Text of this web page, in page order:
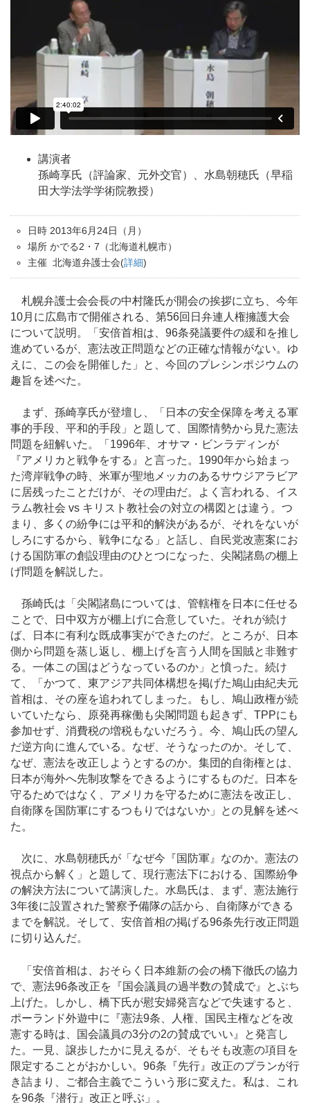
講演者
孫崎享氏（評論家、元外交官）、水島朝穂氏（早稲
田大学法学学術院教授）
日時 2013年6月24日（月）
場所 かでる2・7（北海道札幌市）
主催 北海道弁護士会(詳細)
札幌弁護士会会長の中村隆氏が開会の挨拶に立ち、今年
10月に広島市で開催される、第56回日弁連人権擁護大会
について説明。「安倍首相は、96条発議要件の緩和を推し
進めているが、憲法改正問題などの正確な情報がない。ゆ
えに、この会を開催した」と、今回のプレシンポジウムの
趣旨を述べた。
まず、孫崎享氏が登壇し、「日本の安全保障を考える軍
事的手段、平和的手段」と題して、国際情勢から見た憲法
問題を紐解いた。「1996年、オサマ・ビンラディンが
『アメリカと戦争をする』と言った。1990年から始まっ
た湾岸戦争の時、米軍が聖地メッカのあるサウジアラビア
に居残ったことだけが、その理由だ。よく言われる、イス
ラム教社会 vs キリスト教社会の対立の構図とは違う。つ
まり、多くの紛争には平和的解決があるが、それをないが
しろにするから、戦争になる」と話し、自民党改憲案にお
ける国防軍の創設理由のひとつになった、尖閣諸島の棚上
げ問題を解説した。
孫崎氏は「尖閣諸島については、管轄権を日本に任せる
ことで、日中双方が棚上げに合意していた。それが続け
ば、日本に有利な既成事実ができたのだ。ところが、日本
側から問題を蒸し返し、棚上げを言う人間を国賊と非難す
る。一体この国はどうなっているのか」と憤った。続け
て、「かつて、東アジア共同体構想を掲げた鳩山由紀夫元
首相は、その座を追われてしまった。もし、鳩山政権が続
いていたなら、原発再稼働も尖閣問題も起きず、TPPにも
参加せず、消費税の増税もないだろう。今、鳩山氏の望ん
だ逆方向に進んでいる。なぜ、そうなったのか。そして、
なぜ、憲法を改正しようとするのか。集団的自衛権とは、
日本が海外へ先制攻撃をできるようにするものだ。日本を
守るためではなく、アメリカを守るために憲法を改正し、
自衛隊を国防軍にするつもりではないか」との見解を述べ
た。
次に、水島朝穂氏が「なぜ今『国防軍』なのか。憲法の
視点から解く」と題して、現行憲法下における、国際紛争
の解決方法について講演した。水島氏は、まず、憲法施行
3年後に設置された警察予備隊の話から、自衛隊ができる
までを解説。そして、安倍首相の掲げる96条先行改正問題
に切り込んだ。
「安倍首相は、おそらく日本維新の会の橋下徹氏の協力
で、憲法96条改正を『国会議員の過半数の賛成で』とぶち
上げた。しかし、橋下氏が慰安婦発言などで失速すると、
ポーランド外遊中に『憲法9条、人権、国民主権などを改
憲する時は、国会議員の3分の2の賛成でいい』と発言し
た。一見、譲歩したかに見えるが、そもそも改憲の項目を
限定することがおかしい。96条『先行』改正のプランが行
き詰まり、ご都合主義でこういう形に変えた。私は、これ
を96条『潜行』改正と呼ぶ」。